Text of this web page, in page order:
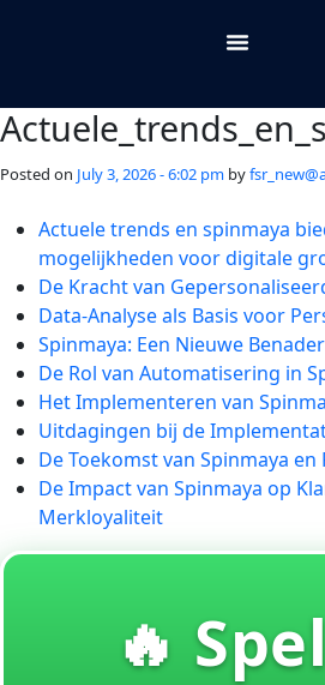
Posted on July 3, 2026 - 6:02 pm by
Actuele trends en spinmaya
mogelijkheden voor digitale
De Kracht van
Data-Analyse als Basis voor
Spinmaya: Een Nieuwe
De Rol van Automatisering in
Het Implementeren van
Uitdagingen bij de
De Toekomst van Spinmaya
De Impact van Spinmaya op
Merkloyaliteit
🔥